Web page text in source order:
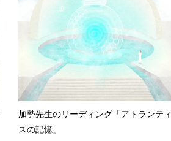
加勢先生のリーディング「アトランティ
スの記憶」